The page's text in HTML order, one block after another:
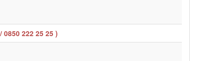
0850 222 25 25 )